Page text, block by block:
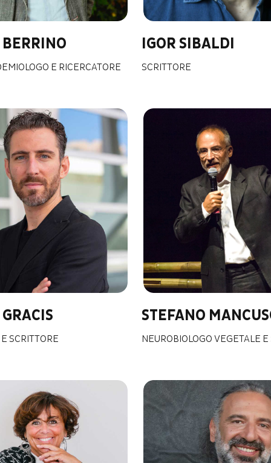
E RICERCATORE
IGOR SIBALDI
SCRITTORE
SCRITTORE
STEFANO
NEUROBIOLOGO VEGETALE E